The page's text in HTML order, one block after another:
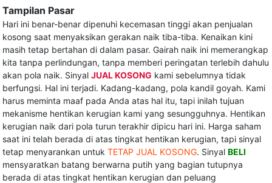
Tampilan Pasar
Hari ini benar-benar dipenuhi kecemasan tinggi akan penjualan
kosong saat menyaksikan gerakan naik tiba-tiba. Kenaikan kini
masih tetap bertahan di dalam pasar. Gairah naik ini memerangkap
kita tanpa perlindungan, tanpa memberi peringatan terlebih dahulu
akan pola naik. Sinyal JUAL KOSONG kami sebelumnya tidak
berfungsi. Hal ini terjadi. Kadang-kadang, pola kandil goyah. Kami
harus meminta maaf pada Anda atas hal itu, tapi inilah tujuan
mekanisme hentikan kerugian kami yang sesungguhnya. Hentikan
kerugian naik dari pola turun terakhir dipicu hari ini. Harga saham
saat ini telah berada di atas tingkat hentikan kerugian, tapi sinyal
tetap menyarankan untuk TETAP JUAL KOSONG. Sinyal BELI
mensyaratkan batang berwarna putih yang bagian tutupnya
berada di atas tingkat hentikan kerugian dan peluang